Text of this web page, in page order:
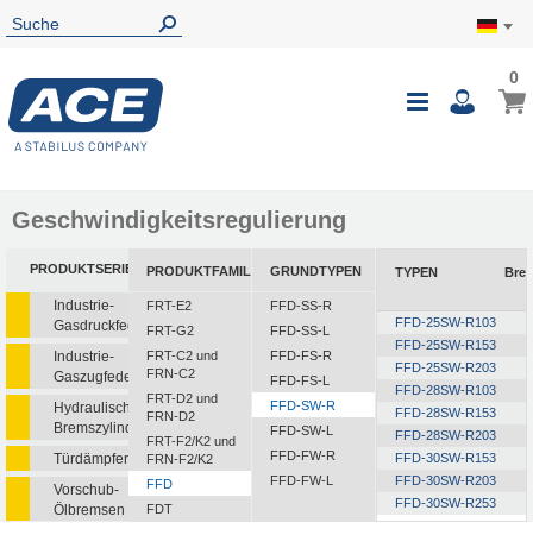
00
Geschwindigkeitsregulierung
PRODUKTSERIEN
Industrie-
Gasdruckfedern
Industrie-
Gaszugfedern
Hydraulische
Bremszylinder
Türdämpfer
Vorschub-
Ölbremsen
PRODUKTFAMILIEN
FRT-E2
FRT-G2
FRT-C2 und
FRN-C2
FRT-D2 und
FRN-D2
FRT-F2/K2 und
FRN-F2/K2
FFD
FDT
GRUNDTYPEN
FFD-SS-R
FFD-SS-L
FFD-FS-R
FFD-FS-L
FFD-SW-R
FFD-SW-L
FFD-FW-R
FFD-FW-L
TYPEN
FFD-25SW-R103
FFD-25SW-R153
FFD-25SW-R203
FFD-28SW-R103
FFD-28SW-R153
FFD-28SW-R203
FFD-30SW-R153
FFD-30SW-R203
FFD-30SW-R253
FFD-30SW-R303